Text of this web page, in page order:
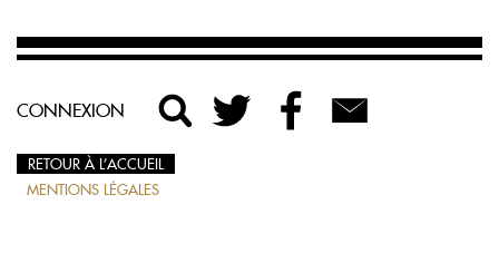
CONNEXION
RETOUR À L’ACCUEIL
MENTIONS LÉGALES